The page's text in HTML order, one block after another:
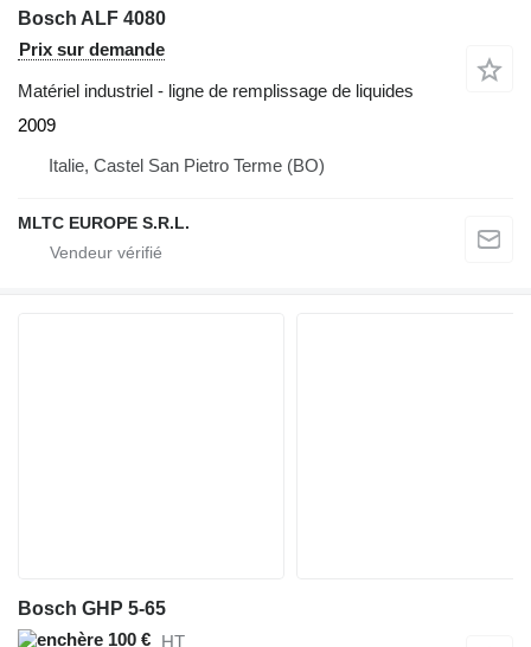
Bosch ALF 4080
Prix sur demande
Matériel industriel - ligne de remplissage de liquides
2009
Italie, Castel San Pietro Terme (BO)
MLTC EUROPE S.R.L.
Bosch GHP 5-65
100 € HT